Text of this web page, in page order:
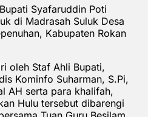
Syafaruddin Poti
di Madrasah Suluk Desa
Kabupaten Rokan
oleh Staf Ahli Bupati,
Kominfo Suharman, S.Pi,
AH serta para khalifah,
Hulu tersebut dibarengi